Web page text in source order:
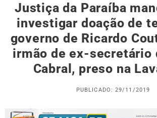
Justiça da Paraíba
investigar doação de
governo de Ricardo
irmão de ex-secretário
Cabral, preso na
PUBLICADO: 29/11/2019